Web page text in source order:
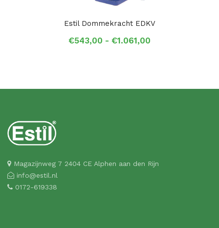
Estil Dommekracht EDKV
€543,00 - €1.061,00
Magazijnweg 7 2404 CE Alphen aan den Rijn
info@estil.nl
0172-619338